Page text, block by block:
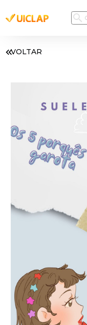
VOLTAR